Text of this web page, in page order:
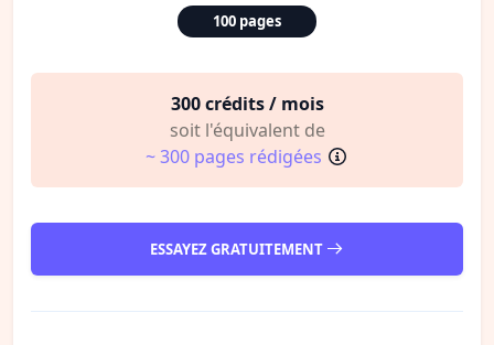
100 pages
300 crédits / mois
soit l'équivalent de
~ 300 pages rédigées
ESSAYEZ GRATUITEMENT